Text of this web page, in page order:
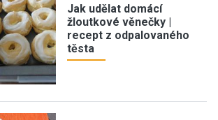
Jak udělat domácí
žloutkové věnečky |
recept z odpalovaného
těsta